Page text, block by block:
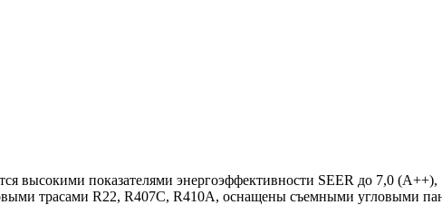
высокими показателями энергоэффективности SEER до 7,0
трасами R22, R407C, R410A, оснащены съемными угловыми